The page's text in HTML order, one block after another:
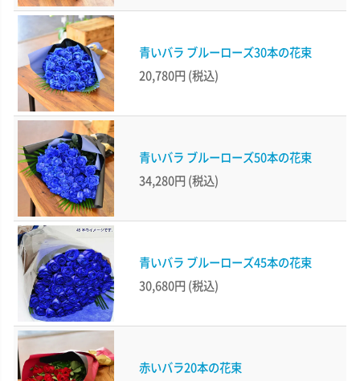
青いバラ ブルーローズ30本の花束
20,780円 (税込)
青いバラ ブルーローズ50本の花束
34,280円 (税込)
青いバラ ブルーローズ45本の花束
30,680円 (税込)
赤いバラ20本の花束